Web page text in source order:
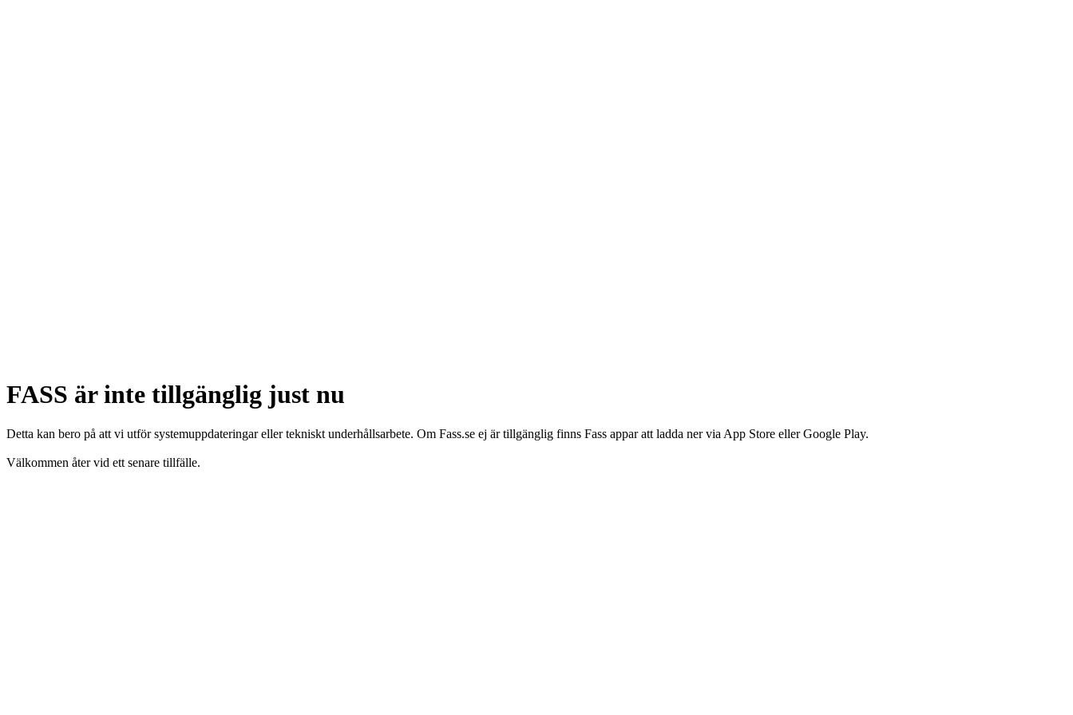
FASS är inte tillgänglig just nu
Detta kan bero på att vi utför systemuppdateringar eller tekniskt underhållsarbete. Om Fass.se ej är tillgänglig finns Fass appar att ladda ner via App Store eller Google Play.
Välkommen åter vid ett senare tillfälle.